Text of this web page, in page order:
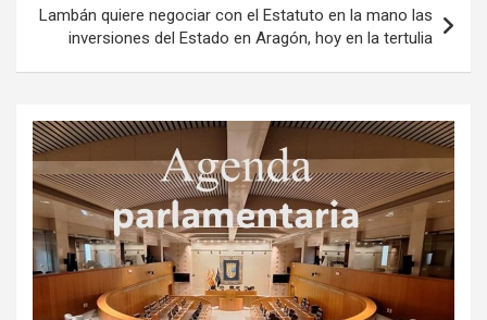
Lambán quiere negociar con el Estatuto en la mano las
inversiones del Estado en Aragón, hoy en la tertulia